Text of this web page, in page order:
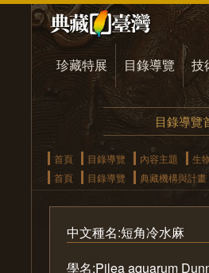
珍藏特展 目錄導覽 技
目錄導覽
首頁 目錄導覽 內容主題 生
首頁
目錄導覽 典藏機構與計畫
中文種名:短角冷水麻
學名:Pilea aquarum